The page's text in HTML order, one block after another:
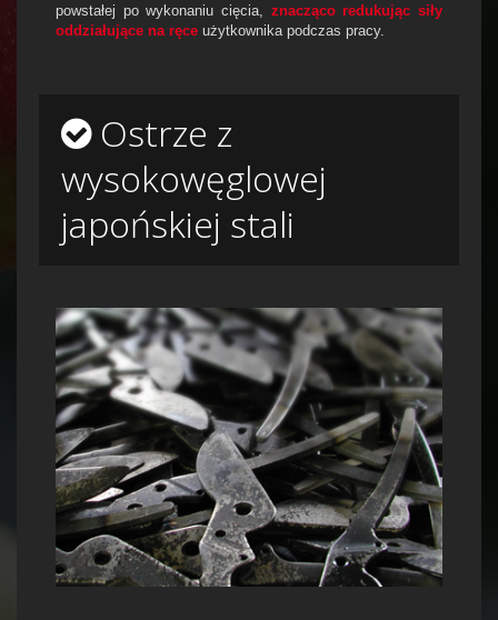
powstałej po wykonaniu cięcia,
znacząco redukując siły
oddziałujące na ręce użytkownika podczas pracy.
Ostrze z
wysokowęglowej
japońskiej stali